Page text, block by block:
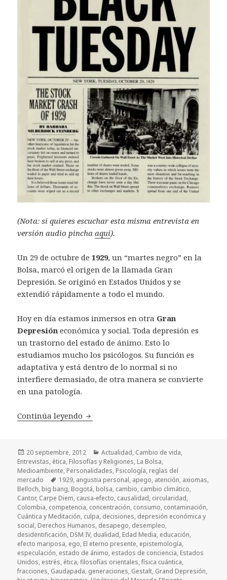
(Nota: si quieres escuchar esta misma entrevista en
versión audio pinchaaquí).
Un 29 de octubre de1929, un “martes negro” en la
Bolsa, marcó el origen de la llamada Gran
Depresión. Se originó en Estados Unidos y se
extendió rápidamente a todo el mundo.
Hoy en día estamos inmersos en otra Gran
Depresión económica y social. Toda depresión es
un trastorno del estado de ánimo. Esto lo
estudiamos mucho los psicólogos. Su función es
adaptativa y está dentro de lo normal si no
interfiere demasiado, de otra manera se convierte
en una patología.
Continúa leyendo De la depresión a la economía del
Publicado
el
20 septiembre, 2012 Categorías
Actualidad, Cambio de vida,
Entrevistas, ética, Filosofías y Religiones, La Bolsa,
Medioambiente, Personalidades, Psicología, reglas del
mercado
Etiquetas
1929, angustia personal, apego, atención, axiomas,
Belloch, big bang, Bogotá, bolsa, cambio, cambio climático,
Cantor, Carpe Diem, causa-efecto, causalidad, circularidad,
Colombia, competencia, concentración, consumo, contaminación,
Cuántica y Meditación, culpa, decisiones, depresión económica y
social, Derechos Humanos, desapego, desempleo,
desidentificación, DSM IV, dualidad, Edad Media, educación,
efecto mariposa, ego, El eterno presente, epistemología,
especulación, estado de ánimo, estados de conciencia, Estados
Unidos, estrés, ética,filosofías orientales,física cuántica,
fracciones, Gaudapada, generaciones, Gestalt, Grand Depresión,